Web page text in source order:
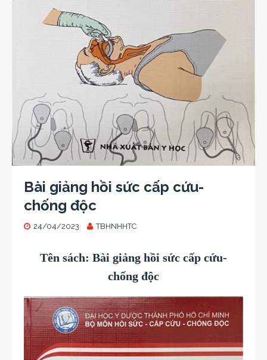
Bài giảng hồi sức cấp cứu-
chống độc
24/04/2023 TBHNHHTC
Tên sách: Bài giảng hồi sức cấp cứu-
chống độc